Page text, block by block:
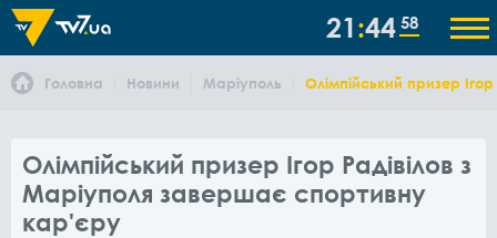
21 44 58
Головна Новини Маріуполь Олімпійський призер
Олімпійський призер Ігор Радівілов з
Маріуполя завершає спортивну
кар'єру